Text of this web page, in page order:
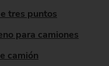
tres puntos
para camiones
camión